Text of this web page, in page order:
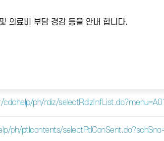
의료비 부담 경감 등을 안내 합니다.
ph/rdiz/
ph/ptlcontents/